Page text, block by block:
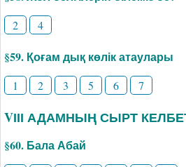
2 4
§59. Қоғам дық көлік атаулары
1 2 3 5 6 7
VІІІ АДАМНЫҢ СЫРТ
§60. Бала Абай